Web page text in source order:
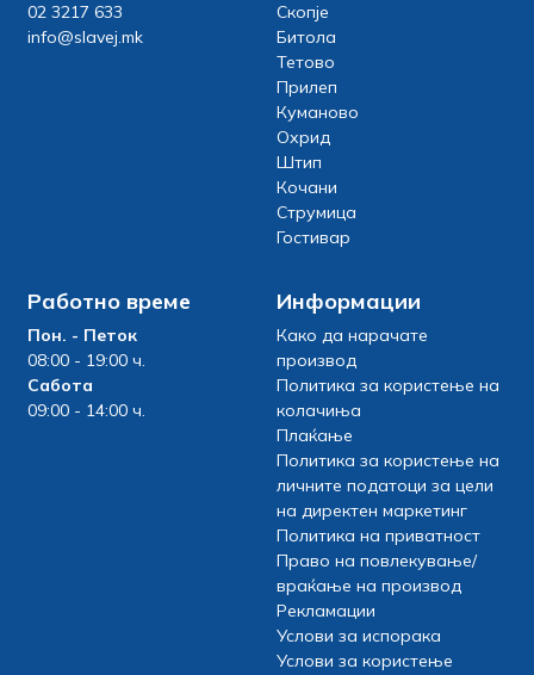
02 3217 633
info@slavej.mk
Скопје
Битола
Тетово
Прилеп
Куманово
Охрид
Штип
Кочани
Струмица
Гостивар
Работно време
Пон. - Петок
08:00 - 19:00 ч.
Сабота
09:00 - 14:00 ч.
Информации
Како да нарачате
производ
Политика за користење на
колачиња
Плаќање
Политика за користење на
личните податоци за цели
на директен маркетинг
Политика на приватност
Право на повлекување/
враќање на производ
Рекламации
Услови за испорака
Услови за користење